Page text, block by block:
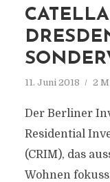
11. Juni 2018 2
Der Berliner
Residential
(CRIM), das
Wohnen